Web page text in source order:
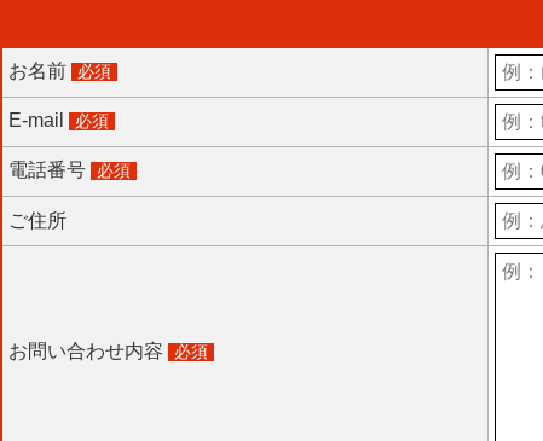
お名前 必須
E-mail 必須
電話番号 必須
ご住所
お問い合わせ内容 必須